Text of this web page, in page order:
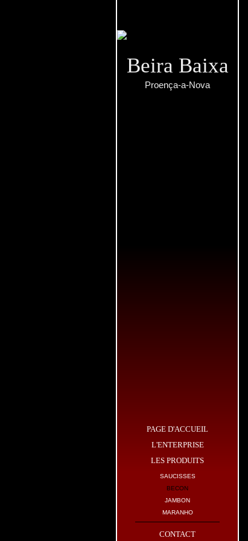
Beira Baixa
Proença-a-Nova
PAGE D'ACCUEIL
L'ENTERPRISE
LES PRODUITS
SAUCISSES
BECON
JAMBON
MARANHO
CONTACT